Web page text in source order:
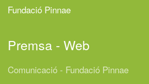
Fundació Pinnae
Premsa - Web
Comunicació - Fundació Pinnae